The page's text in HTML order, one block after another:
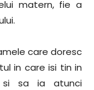
matern, fie a
care doresc
in care isi tin in
si sa ia atunci